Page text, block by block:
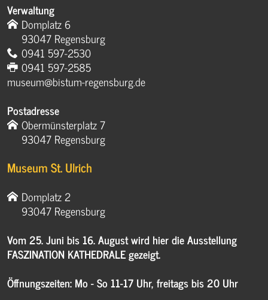
Verwaltung
Domplatz 6
93047 Regensburg
0941 597-2530
0941 597-2585
museum@bistum-regensburg.de
Postadresse
Obermünsterplatz 7
93047 Regensburg
Museum St. Ulrich
Domplatz 2
93047 Regensburg
Vom 25. Juni bis 16. August wird hier die Ausstellung
FASZINATION KATHEDRALE gezeigt.
Öffnungszeiten: Mo - So 11-17 Uhr, freitags bis 20 Uhr